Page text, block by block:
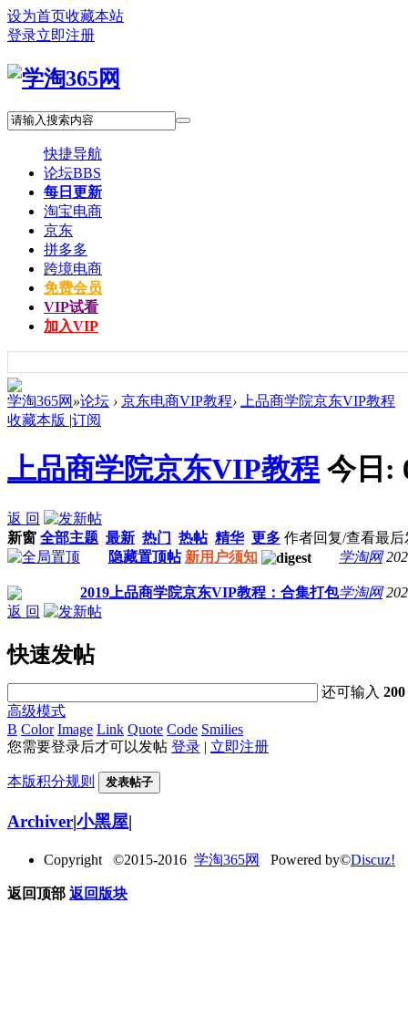
设为首页收藏本站
登录立即注册
快捷导航
论坛BBS
每日更新
淘宝电商
京东
拼多多
跨境电商
免费会员
VIP试看
加入VIP
学淘365网 »论坛 › 京东电商VIP教程›
上品商学院京东VIP教程
收藏本版 |订阅
上品商学院京东VIP教程 今日:
返 回
新窗 全部主题 最新 热门 热帖 精华 更多 作者回复/查看最后
隐藏置顶帖 新用户须知 学淘网
2019上品商学院京东VIP教程：合集打包学淘网
返 回
快速发帖
还可输入200
高级模式
B Color Image Link Quote Code Smilies
您需要登录后才可以发帖 登录 | 立即注册
本版积分规则 发表帖子
Archiver|小黑屋|
Copyright ©2015-2016 学淘365网 Powered by©Discuz!
返回顶部 返回版块